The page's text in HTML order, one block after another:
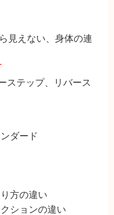
えない、身体の連
ステップ、リバース
ダード
方の違い
ションの違い